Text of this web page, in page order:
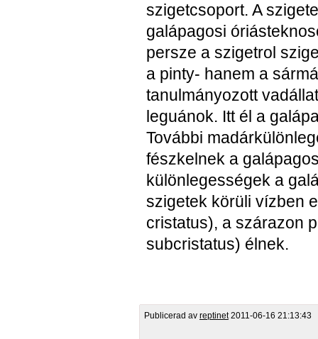
szigetcsoport. A
galápagosi
persze a szigetrol
a pinty- hanem a
tanulmányozott
leguánok. Itt él a
További
fészkelnek a
különlegességek a
szigetek körüli vízben
cristatus), a szárazon
subcristatus) élnek.
Publicerad av reptinet2011-06-16 21:13:43